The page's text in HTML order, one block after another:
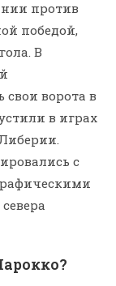
против
победой,
В
ворота в
в играх
с